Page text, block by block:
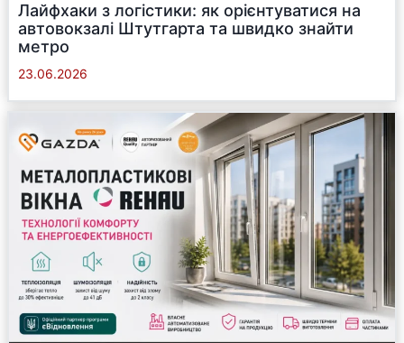
Лайфхаки з логістики: як орієнтуватися на
автовокзалі Штутгарта та швидко знайти
метро
23.06.2026